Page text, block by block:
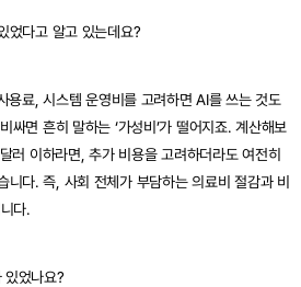
었다고 알고 있는데요?
용료, 시스템 운영비를 고려하면 AI를 쓰는 것도
싸면 흔히 말하는 ‘가성비’가 떨어지죠. 계산해보
러 이하라면, 추가 비용을 고려하더라도 여전히
니다. 즉, 사회 전체가 부담하는 의료비 절감과 비
다.
있었나요?